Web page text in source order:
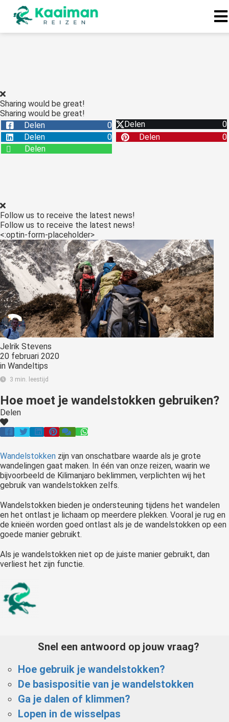
Sharing would be great!
Sharing would be great!
Delen
0 Delen
0
Delen
0 Delen
0
Delen
Follow us to receive the latest news!
Follow us to receive the latest news!
<:optin-form-placeholder>
Jelrik Stevens
20 februari 2020
in Wandeltips
3 min. leestijd
Hoe moet je wandelstokken gebruiken?
Delen
Wandelstokken zijn van onschatbare waarde als je grote
wandelingen gaat maken. In één van onze reizen, waarin we
bijvoorbeeld de Kilimanjaro beklimmen, verplichten wij het
gebruik van wandelstokken zelfs.
Wandelstokken bieden je ondersteuning tijdens het wandelen
en het ontlast je lichaam op meerdere plekken. Vooral je rug en
de knieën worden goed ontlast als je de wandelstokken op een
goede manier gebruikt.
Als je wandelstokken niet op de juiste manier gebruikt, dan
verliest het zijn functie.
Snel een antwoord op jouw vraag?
Hoe gebruik je wandelstokken?
De basispositie van je wandelstokken
Ga je dalen of klimmen?
Lopen in de wisselpas